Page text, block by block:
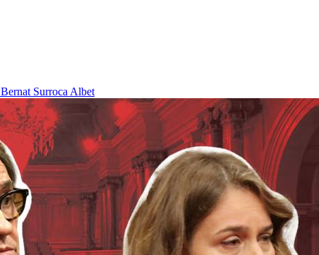
Bernat Surroca Albet